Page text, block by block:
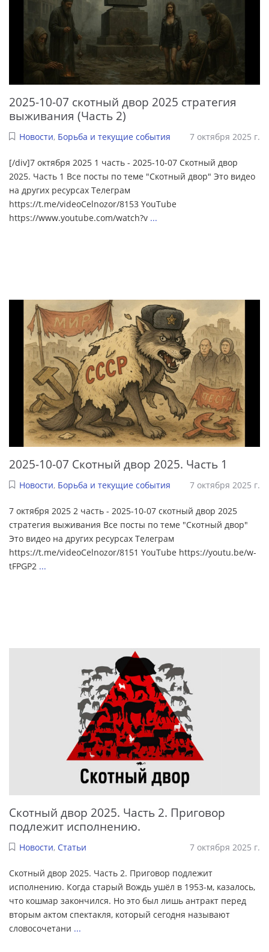
2025-10-07 скотный двор 2025 стратегия
выживания (Часть 2)
Новости, Борьба и текущие события 7 октября 2025 г.
[/div]7 октября 2025 1 часть - 2025-10-07 Скотный двор
2025. Часть 1 Все посты по теме "Скотный двор" Это видео
на других ресурсах Телеграм
https://t.me/videoCelnozor/8153 YouTube
https://www.youtube.com/watch?v ...
2025-10-07 Скотный двор 2025. Часть 1
Новости, Борьба и текущие события 7 октября 2025 г.
7 октября 2025 2 часть - 2025-10-07 скотный двор 2025
стратегия выживания Все посты по теме "Скотный двор"
Это видео на других ресурсах Телеграм
https://t.me/videoCelnozor/8151 YouTube https://youtu.be/w-
tFPGP2 ...
Скотный двор 2025. Часть 2. Приговор
подлежит исполнению.
Новости, Статьи 7 октября 2025 г.
Скотный двор 2025. Часть 2. Приговор подлежит
исполнению. Когда старый Вождь ушёл в 1953-м, казалось,
что кошмар закончился. Но это был лишь антракт перед
вторым актом спектакля, который сегодня называют
словосочетани ...